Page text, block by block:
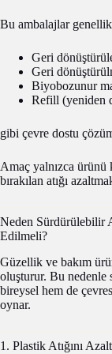
Bu ambalajlar
Geri
Geri
Biyobozunur
Refill (yeniden
gibi çevre dostu
Amaç yalnızca ürünü
bırakılan atığı
Neden Sürdürülebilir
Edilmeli?
Güzellik ve bakım
oluşturur. Bu nedenle
bireysel hem de
oynar.
1. Plastik Atığını